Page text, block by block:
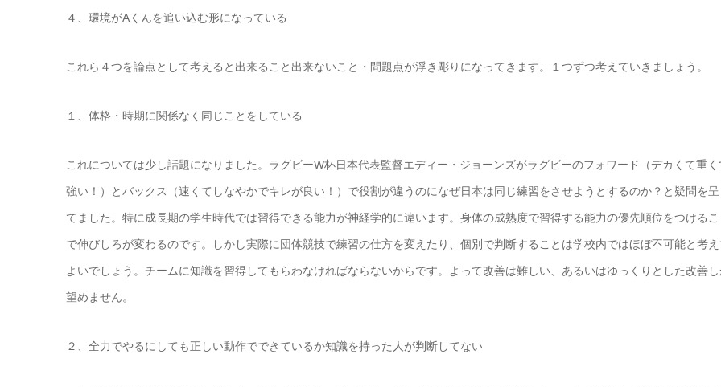
４、環境がAくんを追い込む形になっている
これら４つを論点として考えると出来ること出来ないこと・問題点が浮き彫りになってきます。１つずつ考えていきましょう。
１、体格・時期に関係なく同じことをしている
これについては少し話題になりました。ラグビーW杯日本代表監督エディー・ジョーンズがラグビーのフォワード（デカくて重く
強い！）とバックス（速くてしなやかでキレが良い！）で役割が違うのになぜ日本は同じ練習をさせようとするのか？と疑問を呈
てました。特に成長期の学生時代では習得できる能力が神経学的に違います。身体の成熟度で習得する能力の優先順位をつけるこ
で伸びしろが変わるのです。しかし実際に団体競技で練習の仕方を変えたり、個別で判断することは学校内ではほぼ不可能と考え
よいでしょう。チームに知識を習得してもらわなければならないからです。よって改善は難しい、あるいはゆっくりとした改善
望めません。
２、全力でやるにしても正しい動作でできているか知識を持った人が判断してない